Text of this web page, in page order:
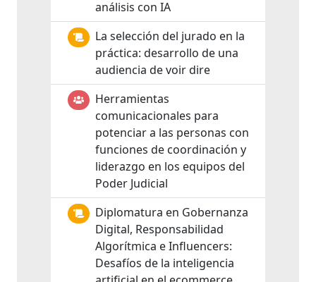
análisis con IA
La selección del jurado en la
práctica: desarrollo de una
audiencia de voir dire
Herramientas
comunicacionales para
potenciar a las personas con
funciones de coordinación y
liderazgo en los equipos del
Poder Judicial
Diplomatura en Gobernanza
Digital, Responsabilidad
Algorítmica e Influencers:
Desafíos de la inteligencia